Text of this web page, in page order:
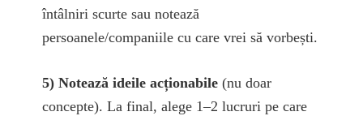
întâlniri scurte sau notează
persoanele/companiile cu care vrei să vorbești.
5) Notează ideile acționabile (nu doar
concepte). La final, alege 1–2 lucruri pe care